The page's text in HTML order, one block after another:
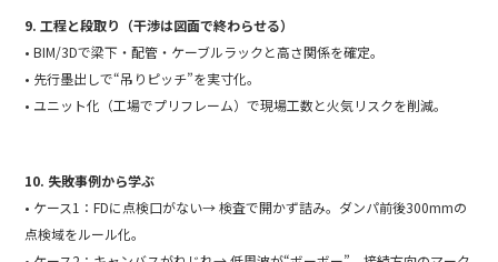
9. 工程と段取り（干渉は図面で終わらせる）
• BIM/3Dで梁下・配管・ケーブルラックと高さ関係を確定。
• 先行墨出しで“吊りピッチ”を実寸化。
• ユニット化（工場でプリフレーム）で現場工数と火気リスクを削減。
10. 失敗事例から学ぶ
• ケース1：FDに点検口がない→ 検査で開かず詰み。ダンパ前後300mmの
点検域をルール化。